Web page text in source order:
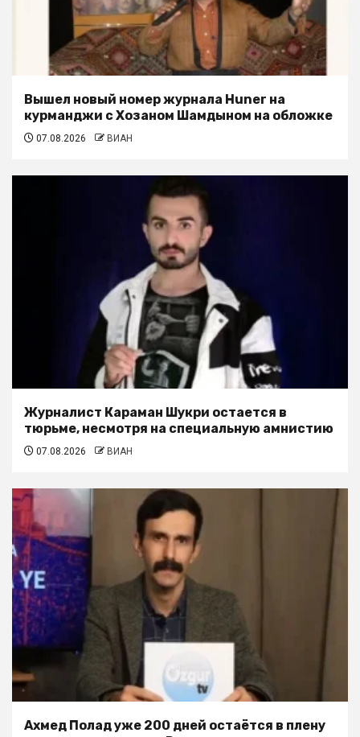
Вышел новый номер журнала Huner на
курманджи с Хозаном Шамдыном на обложке
07.08.2026 ВИАН
Журналист Караман Шукри остается в
тюрьме, несмотря на специальную амнистию
07.08.2026 ВИАН
Ахмед Полад уже 200 дней остаётся в плену